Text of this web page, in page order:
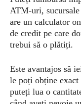
ATM-uri,
are un calculator
de credit pe care
trebui să o plătiți.
Este avantajos să
le poți obține exact
puteți lua o